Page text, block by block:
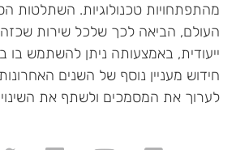
מהתפתחויות טכנולוגיות. השתלטות
העולם, הביאה לכך שלכל שירות שכזה
ייעודית, באמצעותה ניתן להשתמש בו
חידוש מעניין נוסף של השנים
לערוך את המסמכים ולשתף את